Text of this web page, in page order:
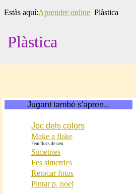
Estàs aquí:Aprendre online Plàstica
Plàstica
Jugant també s'apren...
Joc dels colors
Make a flake
Fem flocs de neu
Simetries
Fes simetries
Retocar fotos
Pintar p. noel